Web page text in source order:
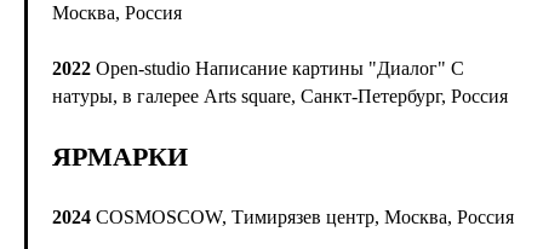
Москва, Россия
2022 Open-studio Написание картины "Диалог" С
натуры, в галерее Arts square, Санкт-Петербург, Россия
ЯРМАРКИ
2024 COSMOSCOW, Тимирязев центр, Москва, Россия